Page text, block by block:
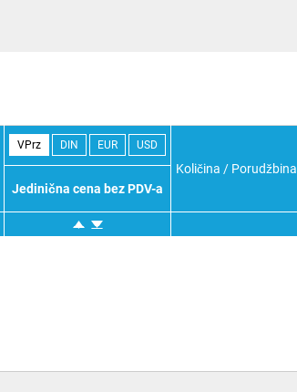
VPrz DIN EUR USD
Količina / Porudžbina
Jedinična cena bez PDV-a